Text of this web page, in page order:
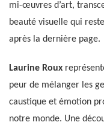
mi-œuvres d’art,
beauté visuelle qui
après la dernière page.
Laurine Roux
peur de mélanger les
caustique et émotion
notre monde. Une